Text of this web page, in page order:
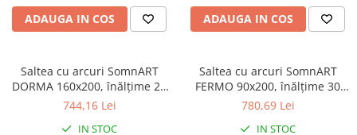
Normal - fara elastic
Culoarea
Neagra
Galbena
ADAUGA IN COS ADAUGA IN COS
Saltea cu arcuri SomnART
DORMA 160x200, înălțime 20
cm, ortopedică, husă
744,16 Lei
IN STOC
Saltea cu arcuri SomnART
FERMO 90x200, înălțime 30
cm, superortopedica, husă
ferma
780,69 Lei
IN STOC